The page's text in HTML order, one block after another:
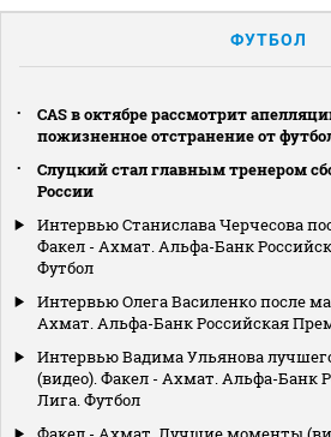
ФУТБОЛ
CAS в октябре рассмотрит
пожизненное отстранение от
Слуцкий стал главным тренером
России
Интервью Станислава Черчесова
Факел - Ахмат. Альфа-Банк
Футбол
Интервью Олега Василенко после
Ахмат. Альфа-Банк Российская
Интервью Вадима Ульянова
(видео). Факел - Ахмат. Альфа-Банк
Лига. Футбол